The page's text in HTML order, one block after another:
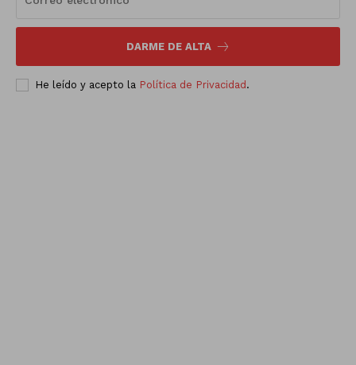
DARME DE ALTA
He leído y acepto la Política de Privacidad .